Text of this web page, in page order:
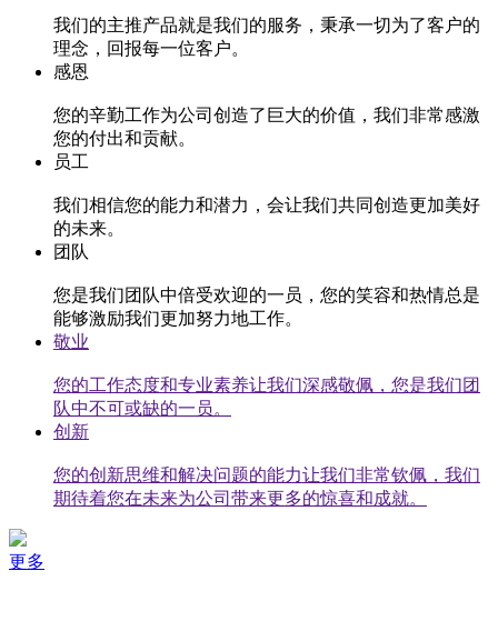
我们的主推产品就是我们的服务，秉承一切为了客户的
理念，回报每一位客户。
感恩
您的辛勤工作为公司创造了巨大的价值，我们非常感激
您的付出和贡献。
员工
我们相信您的能力和潜力，会让我们共同创造更加美好
的未来。
团队
您是我们团队中倍受欢迎的一员，您的笑容和热情总是
能够激励我们更加努力地工作。
敬业
您的工作态度和专业素养让我们深感敬佩，您是我们团
队中不可或缺的一员。
创新
您的创新思维和解决问题的能力让我们非常钦佩，我们
期待着您在未来为公司带来更多的惊喜和成就。
更多